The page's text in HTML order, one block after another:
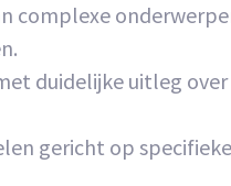
complexe
duidelijke uitleg
gericht op